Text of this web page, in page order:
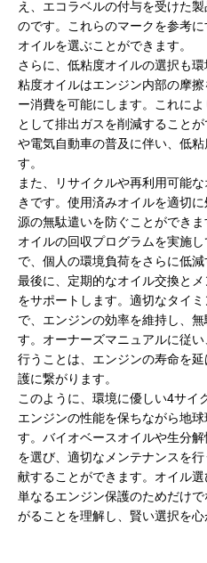
え、エコラベルの付与を受けた
のです。これらのマークを参考
オイルを選ぶことができます。
さらに、低粘度オイルの選択も
粘度オイルはエンジン内部の摩
ー消費を可能にします。これに
として排出ガスを削減すること
や電気自動車の普及に伴い、低
す。
また、リサイクルや再利用可能
きです。使用済みオイルを適切
源の無駄遣いを防ぐことができ
オイルの回収プログラムを実施
で、個人の環境負荷をさらに低減
最後に、定期的なオイル交換と
をサポートします。適切なタイ
で、エンジンの効率を維持し、
す。オーナーズマニュアルに従
行うことは、エンジンの寿命を
護に繋がります。
このように、環境に優しい4サイ
エンジンの性能を保ちながら地
す。バイオベースオイルや生分
を選び、適切なメンテナンスを
献することができます。オイル選
単なるエンジン保護のためだけ
がることを理解し、賢い選択を心